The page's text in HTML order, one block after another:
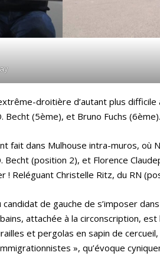
droitière d’autant plus difficile
(5ème), et Bruno Fuchs (6ème).
fait dans Mulhouse intra-muros, où
(position 2), et Florence
Reléguant Christelle Ritz, du RN
de gauche de s’imposer
attachée à la circonscription, est
et pergolas en sapin de
», qu’évoque